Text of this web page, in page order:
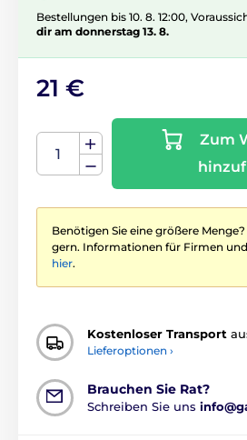
Bestellungen bis 10. 8. 12:00,
dir am donnerstag 13. 8.
21 €
Zum
Benötigen Sie eine größere
gern. Informationen für Firmen
hier.
Kostenloser Transport
Lieferoptionen ›
Brauchen Sie Rat?
Schreiben Sie uns